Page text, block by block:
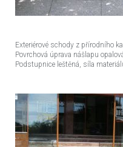
Exteriérové schody z přírodního
Povrchová úprava nášlapu
Podstupnice leštěná, síla